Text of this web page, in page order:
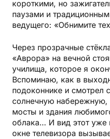
короткими, но
паузами и
ведущего: «Обнимите
Через прозрачные
«Аврора» на вечной
училища, которое я
Вспоминаю, как в
подоконнике и смотрел
солнечную набережную,
мосты и здания
облака… И вид этот уже
окне телевизора